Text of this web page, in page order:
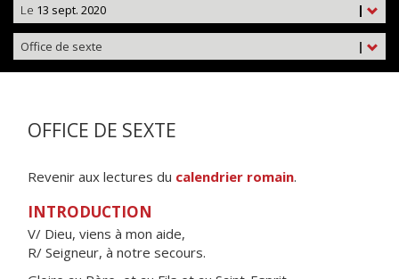
|
Le 13 sept. 2020
|
Office de sexte
OFFICE DE SEXTE
Revenir aux lectures du calendrier romain.
INTRODUCTION
V/ Dieu, viens à mon aide,
R/ Seigneur, à notre secours.